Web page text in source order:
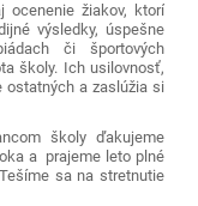
žiakov, ktorí
výsledky, úspešne
či športových
školy. Ich usilovnosť,
ostatných a zaslúžia si
školy ďakujeme
a prajeme leto plné
sa na stretnutie